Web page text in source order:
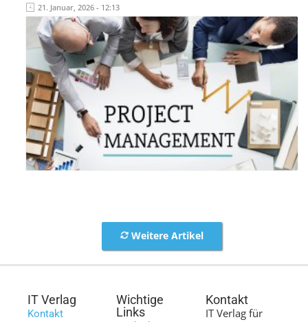
21. Januar, 2026 - 12:13
Weitere Artikel
IT Verlag
Kontakt
Wichtige
Links
Kontakt
IT Verlag für